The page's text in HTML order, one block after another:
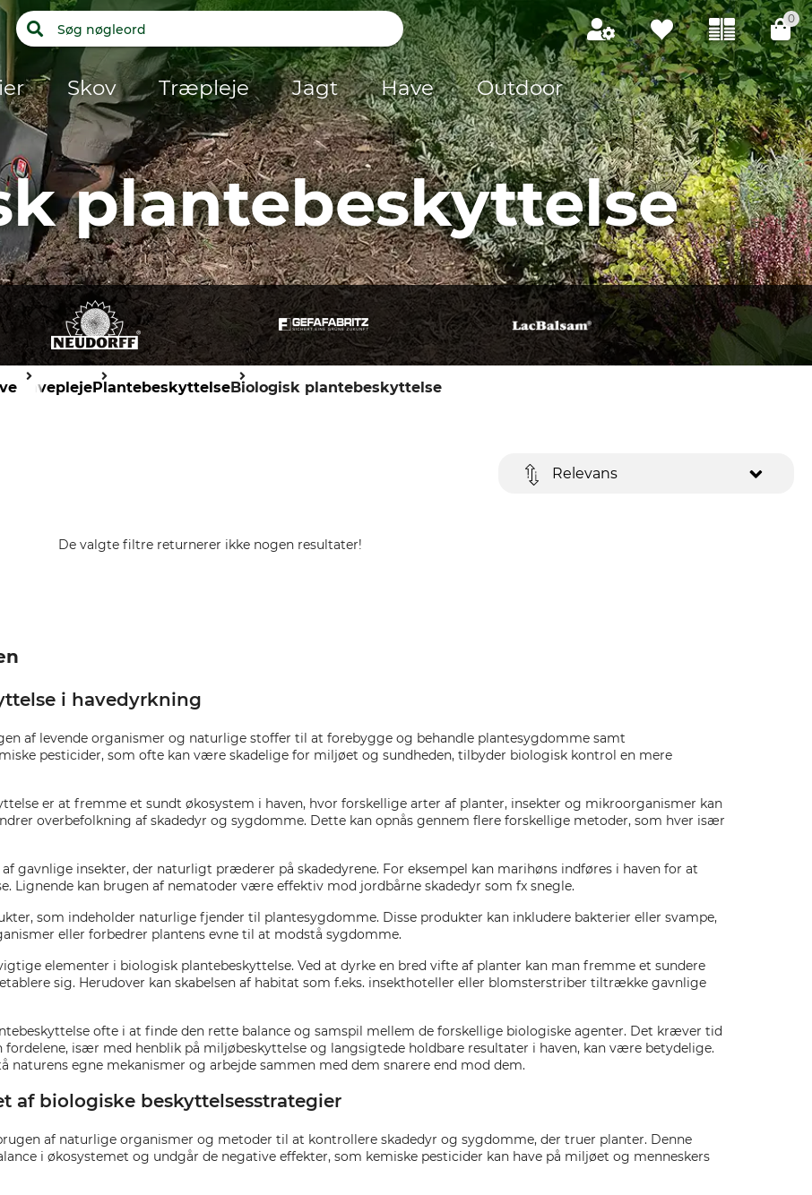
0
Skov Træpleje Jagt Have Outdoor
plantebeskyttelse
HaveplejePlantebeskyttelseBiologisk plantebeskyttelse
Relevans
De valgte filtre returnerer ikke nogen resultater!
i havedyrkning
af levende organismer og naturlige stoffer til at forebygge og behandle plantesygdomme samt
pesticider, som ofte kan være skadelige for miljøet og sundheden, tilbyder biologisk kontrol en mere
er at fremme et sundt økosystem i haven, hvor forskellige arter af planter, insekter og mikroorganismer kan
overbefolkning af skadedyr og sygdomme. Dette kan opnås gennem flere forskellige metoder, som hver især
gavnlige insekter, der naturligt præderer på skadedyrene. For eksempel kan marihøns indføres i haven for at
Lignende kan brugen af nematoder være effektiv mod jordbårne skadedyr som fx snegle.
som indeholder naturlige fjender til plantesygdomme. Disse produkter kan inkludere bakterier eller svampe,
eller forbedrer plantens evne til at modstå sygdomme.
elementer i biologisk plantebeskyttelse. Ved at dyrke en bred vifte af planter kan man fremme et sundere
sig. Herudover kan skabelsen af habitat som f.eks. insekthoteller eller blomsterstriber tiltrække gavnlige
ofte i at finde den rette balance og samspil mellem de forskellige biologiske agenter. Det kræver tid
især med henblik på miljøbeskyttelse og langsigtede holdbare resultater i haven, kan være betydelige.
egne mekanismer og arbejde sammen med dem snarere end mod dem.
af biologiske beskyttelsesstrategier
af naturlige organismer og metoder til at kontrollere skadedyr og sygdomme, der truer planter. Denne
i økosystemet og undgår de negative effekter, som kemiske pesticider kan have på miljøet og menneskers